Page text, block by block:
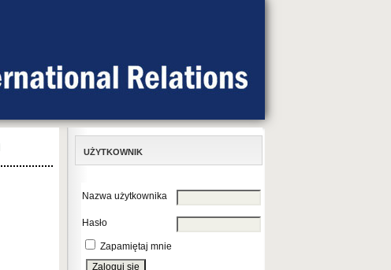
UŻYTKOWNIK
Nazwa użytkownika
Hasło
Zapamiętaj mnie